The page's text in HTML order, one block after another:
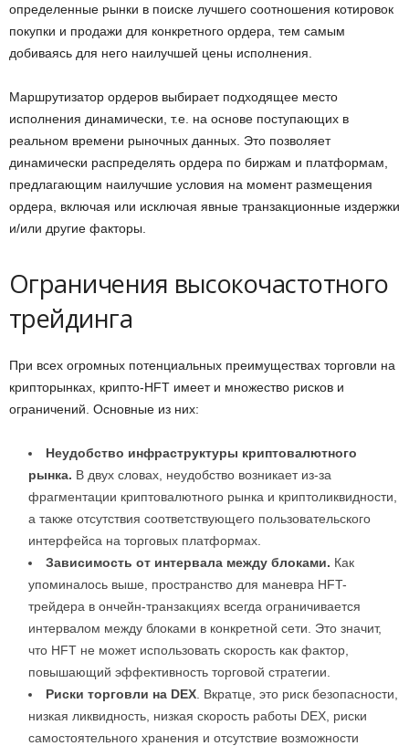
определенные рынки в поиске лучшего соотношения котировок
покупки и продажи для конкретного ордера, тем самым
добиваясь для него наилучшей цены исполнения.
Маршрутизатор ордеров выбирает подходящее место
исполнения динамически, т.е. на основе поступающих в
реальном времени рыночных данных. Это позволяет
динамически распределять ордера по биржам и платформам,
предлагающим наилучшие условия на момент размещения
ордера, включая или исключая явные транзакционные издержки
и/или другие факторы.
Ограничения высокочастотного
трейдинга
При всех огромных потенциальных преимуществах торговли на
крипторынках, крипто-HFT имеет и множество рисков и
ограничений. Основные из них:
Неудобство инфраструктуры криптовалютного
рынка. В двух словах, неудобство возникает из-за
фрагментации криптовалютного рынка и криптоликвидности,
а также отсутствия соответствующего пользовательского
интерфейса на торговых платформах.
Зависимость от интервала между блоками. Как
упоминалось выше, пространство для маневра HFT-
трейдера в ончейн-транзакциях всегда ограничивается
интервалом между блоками в конкретной сети. Это значит,
что HFT не может использовать скорость как фактор,
повышающий эффективность торговой стратегии.
Риски торговли на DEX . Вкратце, это риск безопасности,
низкая ликвидность, низкая скорость работы DEX, риски
самостоятельного хранения и отсутствие возможности